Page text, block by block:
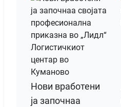
Нови вработени
ја започнаа